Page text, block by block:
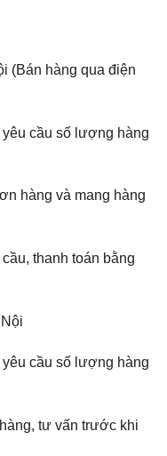
(Bán hàng qua điện
cầu số lượng hàng
hàng và mang hàng
thanh toán bằng
cầu số lượng hàng
tư vấn trước khi